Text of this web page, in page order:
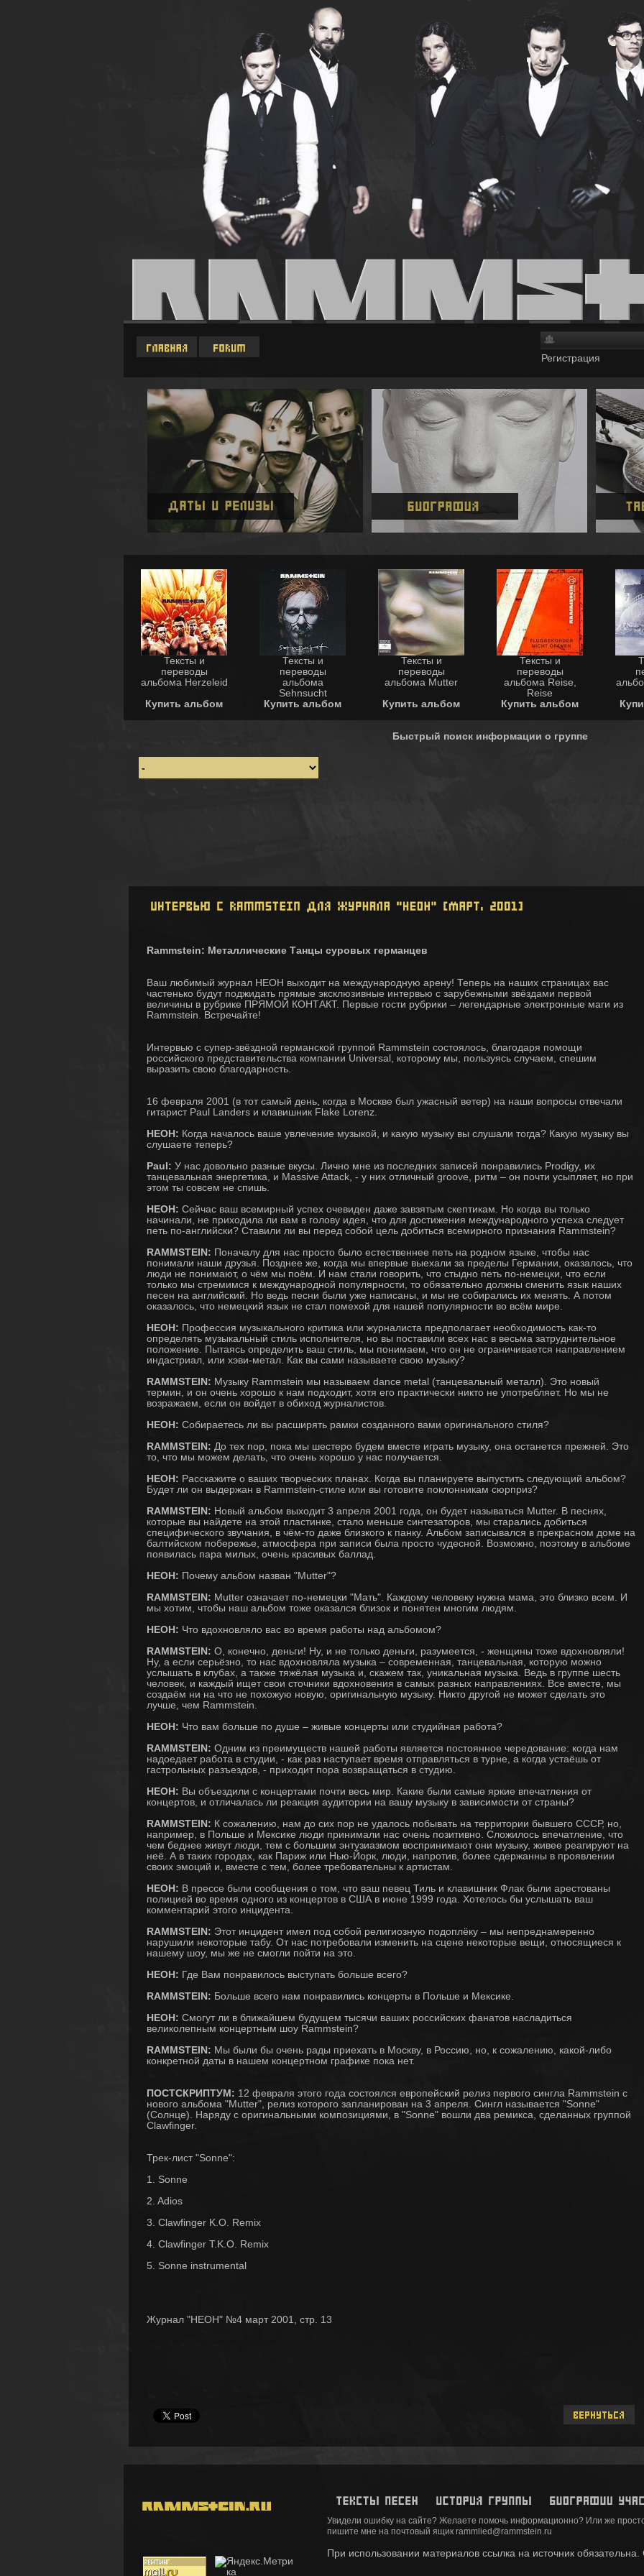
Регистрация
Тексты и
переводы
альбома Herzeleid
Купить альбом
Тексты и
переводы
альбома
Sehnsucht
Купить альбом
Тексты и
переводы
альбома Mutter
Купить альбом
Тексты и
переводы
альбома Reise,
Reise
Купить альбом
Быстрый поиск информации о группе
Rammstein: Металлические Танцы суровых германцев
Ваш любимый журнал НЕОН выходит на международную арену! Теперь на наших страницах вас
частенько будут поджидать прямые эксклюзивные интервью с зарубежными звёздами первой
величины в рубрике ПРЯМОЙ КОНТАКТ. Первые гости рубрики – легендарные электронные маги из
Rammstein. Встречайте!
Интервью с супер-звёздной германской группой Rammstein состоялось, благодаря помощи
российского представительства компании Universal, которому мы, пользуясь случаем, спешим
выразить свою благодарность.
16 февраля 2001 (в тот самый день, когда в Москве был ужасный ветер) на наши вопросы отвечали
гитарист Paul Landers и клавишник Flake Lorenz.
НЕОН: Когда началось ваше увлечение музыкой, и какую музыку вы слушали тогда? Какую музыку вы
слушаете теперь?
Paul: У нас довольно разные вкусы. Лично мне из последних записей понравились Prodigy, их
танцевальная энергетика, и Massive Attack, - у них отличный groove, ритм – он почти усыпляет, но при
этом ты совсем не спишь.
НЕОН: Сейчас ваш всемирный успех очевиден даже завзятым скептикам. Но когда вы только
начинали, не приходила ли вам в голову идея, что для достижения международного успеха следует
петь по-английски? Ставили ли вы перед собой цель добиться всемирного признания Rammstein?
RAMMSTEIN: Поначалу для нас просто было естественнее петь на родном языке, чтобы нас
понимали наши друзья. Позднее же, когда мы впервые выехали за пределы Германии, оказалось, что
люди не понимают, о чём мы поём. И нам стали говорить, что стыдно петь по-немецки, что если
только мы стремимся к международной популярности, то обязательно должны сменить язык наших
песен на английский. Но ведь песни были уже написаны, и мы не собирались их менять. А потом
оказалось, что немецкий язык не стал помехой для нашей популярности во всём мире.
НЕОН: Профессия музыкального критика или журналиста предполагает необходимость как-то
определять музыкальный стиль исполнителя, но вы поставили всех нас в весьма затруднительное
положение. Пытаясь определить ваш стиль, мы понимаем, что он не ограничивается направлением
индастриал, или хэви-метал. Как вы сами называете свою музыку?
RAMMSTEIN: Музыку Rammstein мы называем dance metal (танцевальный металл). Это новый
термин, и он очень хорошо к нам подходит, хотя его практически никто не употребляет. Но мы не
возражаем, если он войдет в обиход журналистов.
НЕОН: Собираетесь ли вы расширять рамки созданного вами оригинального стиля?
RAMMSTEIN: До тех пор, пока мы шестеро будем вместе играть музыку, она останется прежней. Это
то, что мы можем делать, что очень хорошо у нас получается.
НЕОН: Расскажите о ваших творческих планах. Когда вы планируете выпустить следующий альбом?
Будет ли он выдержан в Rammstein-стиле или вы готовите поклонникам сюрприз?
RAMMSTEIN: Новый альбом выходит 3 апреля 2001 года, он будет называться Mutter. В песнях,
которые вы найдете на этой пластинке, стало меньше синтезаторов, мы старались добиться
специфического звучания, в чём-то даже близкого к панку. Альбом записывался в прекрасном доме на
балтийском побережье, атмосфера при записи была просто чудесной. Возможно, поэтому в альбоме
появилась пара милых, очень красивых баллад.
НЕОН: Почему альбом назван "Mutter"?
RAMMSTEIN: Mutter означает по-немецки "Мать". Каждому человеку нужна мама, это близко всем. И
мы хотим, чтобы наш альбом тоже оказался близок и понятен многим людям.
НЕОН: Что вдохновляло вас во время работы над альбомом?
RAMMSTEIN: О, конечно, деньги! Ну, и не только деньги, разумеется, - женщины тоже вдохновляли!
Ну, а если серьёзно, то нас вдохновляла музыка – современная, танцевальная, которую можно
услышать в клубах, а также тяжёлая музыка и, скажем так, уникальная музыка. Ведь в группе шесть
человек, и каждый ищет свои сточники вдохновения в самых разных направлениях. Все вместе, мы
создаём ни на что не похожую новую, оригинальную музыку. Никто другой не может сделать это
лучше, чем Rammstein.
НЕОН: Что вам больше по душе – живые концерты или студийная работа?
RAMMSTEIN: Одним из преимуществ нашей работы является постоянное чередование: когда нам
надоедает работа в студии, - как раз наступает время отправляться в турне, а когда устаёшь от
гастрольных разъездов, - приходит пора возвращаться в студию.
НЕОН: Вы объездили с концертами почти весь мир. Какие были самые яркие впечатления от
концертов, и отличалась ли реакция аудитории на вашу музыку в зависимости от страны?
RAMMSTEIN: К сожалению, нам до сих пор не удалось побывать на территории бывшего СССР, но,
например, в Польше и Мексике люди принимали нас очень позитивно. Сложилось впечатление, что
чем беднее живут люди, тем с большим энтузиазмом воспринимают они музыку, живее реагируют на
неё. А в таких городах, как Париж или Нью-Йорк, люди, напротив, более сдержанны в проявлении
своих эмоций и, вместе с тем, более требовательны к артистам.
НЕОН: В прессе были сообщения о том, что ваш певец Тиль и клавишник Флак были арестованы
полицией во время одного из концертов в США в июне 1999 года. Хотелось бы услышать ваш
комментарий этого инцидента.
RAMMSTEIN: Этот инцидент имел под собой религиозную подоплёку – мы непреднамеренно
нарушили некоторые табу. От нас потребовали изменить на сцене некоторые вещи, относящиеся к
нашему шоу, мы же не смогли пойти на это.
НЕОН: Где Вам понравилось выступать больше всего?
RAMMSTEIN: Больше всего нам понравились концерты в Польше и Мексике.
НЕОН: Смогут ли в ближайшем будущем тысячи ваших российских фанатов насладиться
великолепным концертным шоу Rammstein?
RAMMSTEIN: Мы были бы очень рады приехать в Москву, в Россию, но, к сожалению, какой-либо
конкретной даты в нашем концертном графике пока нет.
ПОСТСКРИПТУМ: 12 февраля этого года состоялся европейский релиз первого сингла Rammstein с
нового альбома "Mutter", релиз которого запланирован на 3 апреля. Сингл называется "Sonne"
(Солнце). Наряду с оригинальными композициями, в "Sonne" вошли два ремикса, сделанных группой
Clawfinger.
Трек-лист "Sonne":
1. Sonne
2. Adios
3. Clawfinger K.O. Remix
4. Clawfinger T.K.O. Remix
5. Sonne instrumental
Журнал "НЕОН" №4 март 2001, стр. 13
Увидели ошибку на сайте? Желаете помочь информационно? Или же
пишите мне на почтовый ящик rammlied@rammstein.ru
При использовании материалов ссылка на источник